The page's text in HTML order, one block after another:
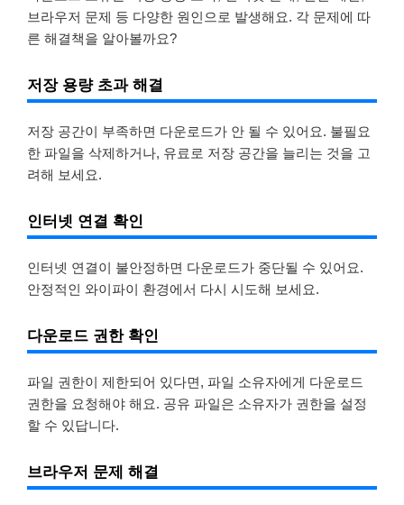
브라우저 문제 등 다양한 원인으로 발생해요. 각 문제에 따
른 해결책을 알아볼까요?
저장 용량 초과 해결
저장 공간이 부족하면 다운로드가 안 될 수 있어요. 불필요
한 파일을 삭제하거나, 유료로 저장 공간을 늘리는 것을 고
려해 보세요.
인터넷 연결 확인
인터넷 연결이 불안정하면 다운로드가 중단될 수 있어요.
안정적인 와이파이 환경에서 다시 시도해 보세요.
다운로드 권한 확인
파일 권한이 제한되어 있다면, 파일 소유자에게 다운로드
권한을 요청해야 해요. 공유 파일은 소유자가 권한을 설정
할 수 있답니다.
브라우저 문제 해결